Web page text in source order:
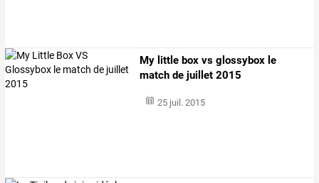
My little box vs glossybox le
match de juillet 2015
25 juil. 2015